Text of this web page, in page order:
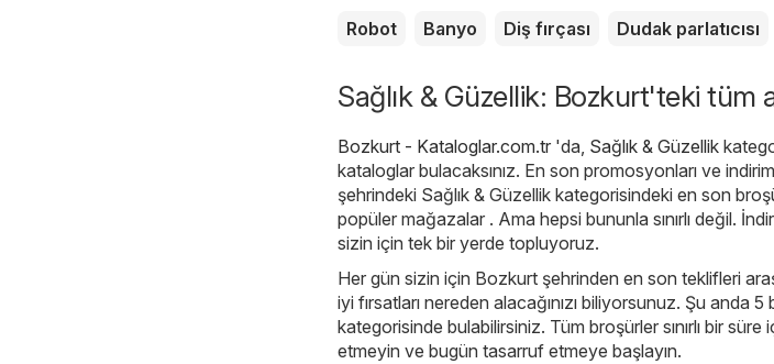
Robot Banyo Diş fırçası Dudak parlatıcısı
Sağlık & Güzellik: Bozkurt'teki tüm
Bozkurt - Kataloglar.com.tr 'da, Sağlık & Güzellik
kataloglar bulacaksınız. En son promosyonları ve
şehrindeki Sağlık & Güzellik kategorisindeki en son
popüler mağazalar . Ama hepsi bununla sınırlı değil.
sizin için tek bir yerde topluyoruz.
Her gün sizin için Bozkurt şehrinden en son teklifleri
iyi fırsatları nereden alacağınızı biliyorsunuz. Şu anda
kategorisinde bulabilirsiniz. Tüm broşürler sınırlı bir
etmeyin ve bugün tasarruf etmeye başlayın.